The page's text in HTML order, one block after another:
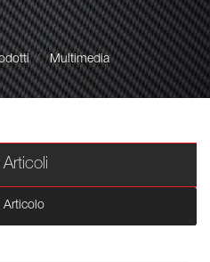
Multimedia
Articolo